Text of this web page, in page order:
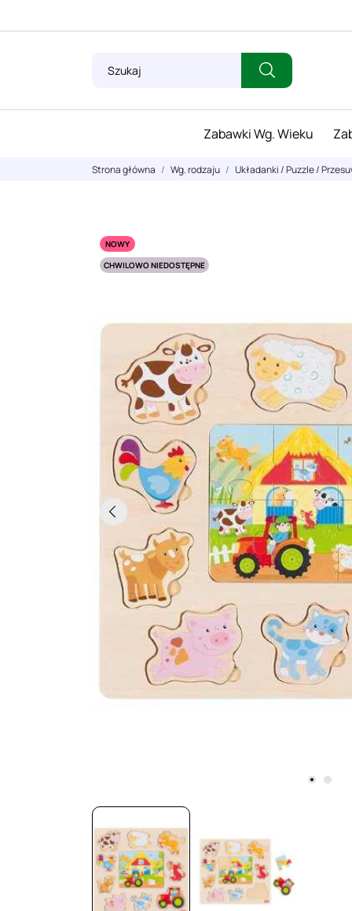
Zabawki Wg. Wieku
Strona główna Wg. rodzaju Układanki / Puzzle /
NOWY
CHWILOWO NIEDOSTĘPNE